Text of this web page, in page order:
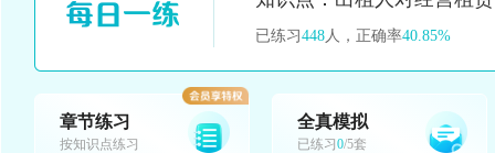
已练习448 人，正确率40.85%
章节练习
按知识点练习
全真模拟
已练习 0/5套